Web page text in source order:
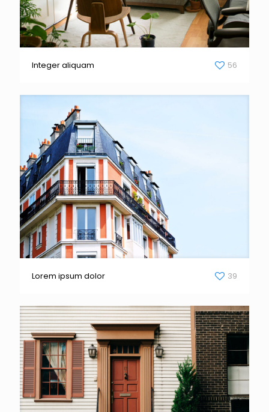
Integer aliquam 56
Lorem ipsum dolor 39